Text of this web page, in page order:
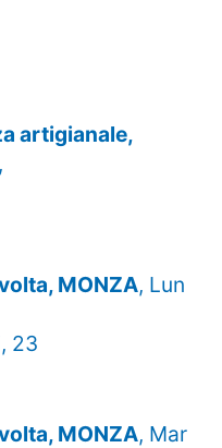
artigianale,
MONZA, Lun
23
MONZA, Mar